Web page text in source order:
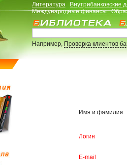
Литература
Внутрибанковские
Международные финансы
Например,Проверка клиентов
Имя и фамилия
Логин
E-mail